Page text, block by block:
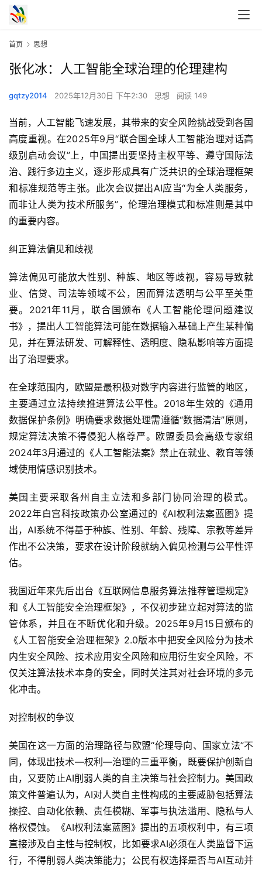
首页 思想
张化冰：人工智能全球治理的伦理建构
gqtzy2014 2025年12月30日 下午2:30 思想 阅读 149
当前，人工智能飞速发展，其带来的安全风险挑战受到各国
高度重视。在2025年9月“联合国全球人工智能治理对话高
级别启动会议”上，中国提出要坚持主权平等、遵守国际法
治、践行多边主义，逐步形成具有广泛共识的全球治理框架
和标准规范等主张。此次会议提出AI应当“为全人类服务，
而非让人类为技术所服务”，伦理治理模式和标准则是其中
的重要内容。
纠正算法偏见和歧视
算法偏见可能放大性别、种族、地区等歧视，容易导致就
业、信贷、司法等领域不公，因而算法透明与公平至关重
要。2021年11月，联合国颁布《人工智能伦理问题建议
书》，提出人工智能算法可能在数据输入基础上产生某种偏
见，并在算法研发、可解释性、透明度、隐私影响等方面提
出了治理要求。
在全球范围内，欧盟是最积极对数字内容进行监管的地区，
主要通过立法持续推进算法公平性。2018年生效的《通用
数据保护条例》明确要求数据处理需遵循“数据清洁”原则，
规定算法决策不得侵犯人格尊严。欧盟委员会高级专家组
2024年3月通过的《人工智能法案》禁止在就业、教育等领
域使用情感识别技术。
美国主要采取各州自主立法和多部门协同治理的模式。
2022年白宫科技政策办公室通过的《AI权利法案蓝图》提
出，AI系统不得基于种族、性别、年龄、残障、宗教等差异
作出不公决策，要求在设计阶段就纳入偏见检测与公平性评
估。
我国近年来先后出台《互联网信息服务算法推荐管理规定》
和《人工智能安全治理框架》，不仅初步建立起对算法的监
管体系，并且在不断优化和升级。2025年9月15日颁布的
《人工智能安全治理框架》2.0版本中把安全风险分为技术
内生安全风险、技术应用安全风险和应用衍生安全风险，不
仅关注算法技术本身的安全，同时关注其对社会环境的多元
化冲击。
对控制权的争议
美国在这一方面的治理路径与欧盟“伦理导向、国家立法”不
同，体现出技术—权利—治理的三重平衡，既要保护创新自
由，又要防止AI削弱人类的自主决策与社会控制力。美国政
策文件普遍认为，AI对人类自主性构成的主要威胁包括算法
操控、自动化依赖、责任模糊、军事与执法滥用、隐私与人
格权侵蚀。《AI权利法案蓝图》提出的五项权利中，有三项
直接涉及自主性与控制权，比如要求AI必须在人类监督下运
行，不得削弱人类决策能力；公民有权选择是否与AI互动并